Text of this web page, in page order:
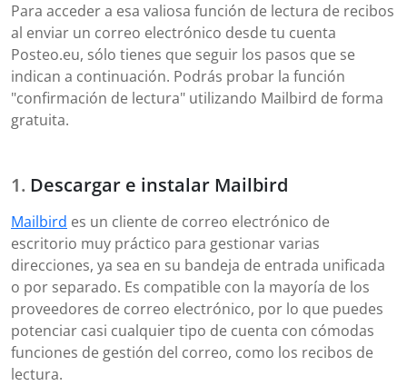
Para acceder a esa valiosa función de lectura de recibos
al enviar un correo electrónico desde tu cuenta
Posteo.eu, sólo tienes que seguir los pasos que se
indican a continuación. Podrás probar la función
"confirmación de lectura" utilizando Mailbird de forma
gratuita.
Descargar e instalar Mailbird
Mailbird es un cliente de correo electrónico de
escritorio muy práctico para gestionar varias
direcciones, ya sea en su bandeja de entrada unificada
o por separado. Es compatible con la mayoría de los
proveedores de correo electrónico, por lo que puedes
potenciar casi cualquier tipo de cuenta con cómodas
funciones de gestión del correo, como los recibos de
lectura.